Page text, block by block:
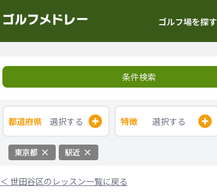
ゴルフ場を探す
条件検索
都道府県 選択する 特徴 選択する
東京都 駅近
＜ 世田谷区のレッスン一覧に戻る